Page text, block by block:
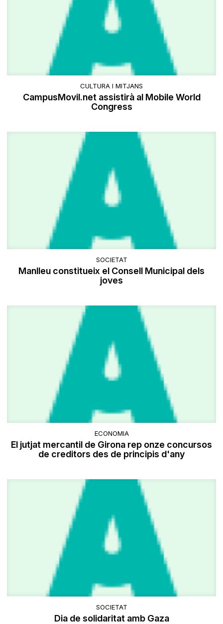
CULTURA I MITJANS
CampusMovil.net assistirà al Mobile World
Congress
SOCIETAT
Manlleu constitueix el Consell Municipal dels
joves
ECONOMIA
El jutjat mercantil de Girona rep onze concursos
de creditors des de principis d'any
SOCIETAT
Dia de solidaritat amb Gaza